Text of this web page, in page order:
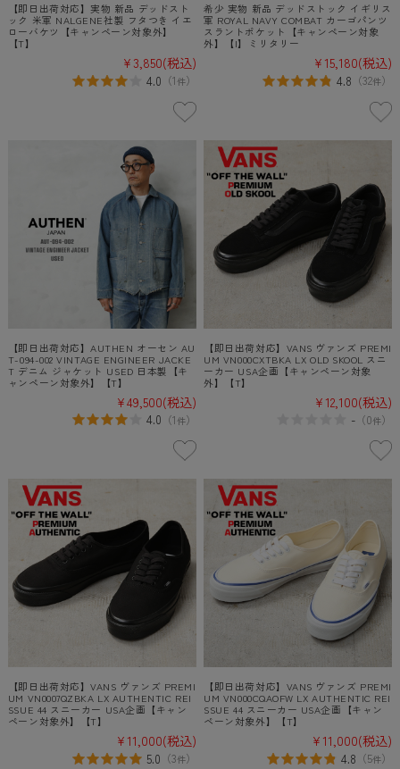
【即日出荷対応】実物 新品 デッドスト
ック 米軍 NALGENE社製 フタつき イエ
ローバケツ【キャンペーン対象外】
【T】
¥3,850(税込)
4.0 （1件）
希少 実物 新品 デッドストック イギリス
軍 ROYAL NAVY COMBAT カーゴパンツ
スラントポケット【キャンペーン対象
外】【I】ミリタリー
¥15,180(税込)
4.8 （32件）
【即日出荷対応】AUTHEN オーセン AU
T-094-002 VINTAGE ENGINEER JACKE
T デニム ジャケット USED 日本製【キ
ャンペーン対象外】【T】
¥49,500(税込)
4.0 （1件）
【即日出荷対応】VANS ヴァンズ PREMI
UM VN000CXTBKA LX OLD SKOOL スニ
ーカー USA企画【キャンペーン対象
外】【T】
¥12,100(税込)
- （0件）
【即日出荷対応】VANS ヴァンズ PREMI
UM VN0007QZBKA LX AUTHENTIC REI
SSUE 44 スニーカー USA企画【キャン
ペーン対象外】【T】
¥11,000(税込)
5.0 （3件）
【即日出荷対応】VANS ヴァンズ PREMI
UM VN000CQAOFW LX AUTHENTIC REI
SSUE 44 スニーカー USA企画【キャン
ペーン対象外】【T】
¥11,000(税込)
4.8 （5件）